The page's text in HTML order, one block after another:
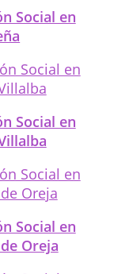
Social en
Social en
Social en
Oreja